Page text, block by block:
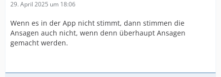
29. April 2025 um 18:06
Wenn es in der App nicht stimmt, dann stimmen die
Ansagen auch nicht, wenn denn überhaupt Ansagen
gemacht werden.